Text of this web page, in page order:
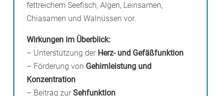
fettreichem Seefisch, Algen, Leinsamen,
Chiasamen und Walnüssen vor.
Wirkungen im Überblick:
– Unterstützung der Herz- und Gefäßfunktion
– Förderung von Gehirnleistung und
Konzentration
– Beitrag zur Sehfunktion